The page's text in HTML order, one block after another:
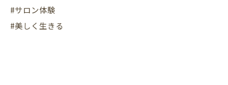
#サロン体験
#美しく生きる